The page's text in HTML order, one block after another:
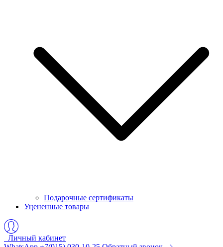
Подарочные сертификаты
Уцененные товары
Личный кабинет